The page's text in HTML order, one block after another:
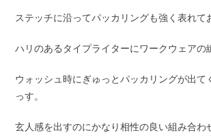
ステッチに沿ってパッカリングも強く表れて
ハリのあるタイプライターにワークウェアの
ウォッシュ時にぎゅっとパッカリングが出て
っす。
玄人感を出すのにかなり相性の良い組み合わ